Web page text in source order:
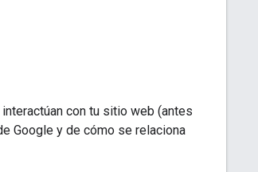
con tu sitio web (antes
Google y de cómo se relaciona